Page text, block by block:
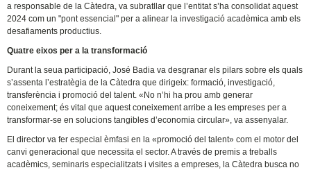
a responsable de la Càtedra, va subratllar que l’entitat s’ha consolidat aquest
2024 com un "pont essencial" per a alinear la investigació acadèmica amb els
desafiaments productius.
Quatre eixos per a la transformació
Durant la seua participació, José Badia va desgranar els pilars sobre els quals
s’assenta l’estratègia de la Càtedra que dirigeix: formació, investigació,
transferència i promoció del talent. «No n’hi ha prou amb generar
coneixement; és vital que aquest coneixement arribe a les empreses per a
transformar-se en solucions tangibles d’economia circular», va assenyalar.
El director va fer especial èmfasi en la «promoció del talent» com el motor del
canvi generacional que necessita el sector. A través de premis a treballs
acadèmics, seminaris especialitzats i visites a empreses, la Càtedra busca no